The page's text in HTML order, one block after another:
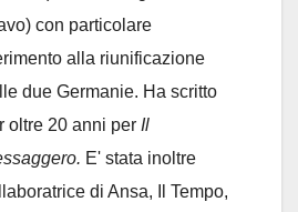
con particolare
alla riunificazione
due Germanie. Ha scritto
oltre 20 anni per Il
E' stata inoltre
di Ansa, Il Tempo,